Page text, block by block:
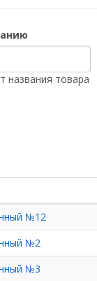
названия товара
№12
№2
№3